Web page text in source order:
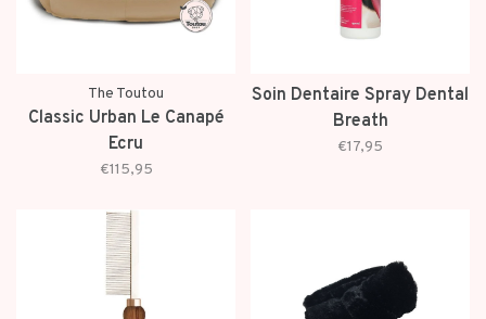
The Toutou
Classic Urban Le Canapé
Ecru
€115,95
Soin Dentaire Spray Dental
Breath
€17,95